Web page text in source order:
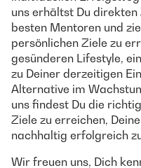
uns erhältst Du direkten
besten Mentoren und
persönlichen Ziele zu
gesünderen Lifestyle,
zu Deiner derzeitigen
Alternative im
uns findest Du die
Ziele zu erreichen,
nachhaltig erfolgreich
Wir freuen uns, Dich